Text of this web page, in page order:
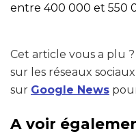
entre 400 000 et 550
Cet article vous a plu
sur les réseaux
sur Google News
A voir